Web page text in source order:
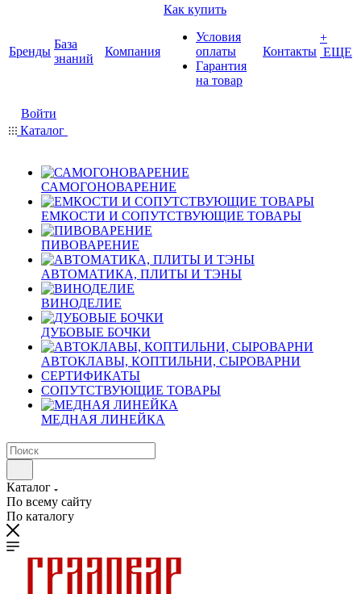
Бренды
База
знаний
Компания
Как купить
Условия
оплаты
Гарантия
на товар
Контакты
+
ЕЩЕ
Войти
Каталог
САМОГОНОВАРЕНИЕ
ЕМКОСТИ И СОПУТСТВУЮЩИЕ ТОВАРЫ
ПИВОВАРЕНИЕ
АВТОМАТИКА, ПЛИТЫ И ТЭНЫ
ВИНОДЕЛИЕ
ДУБОВЫЕ БОЧКИ
АВТОКЛАВЫ, КОПТИЛЬНИ, СЫРОВАРНИ
СЕРТИФИКАТЫ
СОПУТСТВУЮЩИЕ ТОВАРЫ
МЕДНАЯ ЛИНЕЙКА
Каталог
По всему сайту
По каталогу